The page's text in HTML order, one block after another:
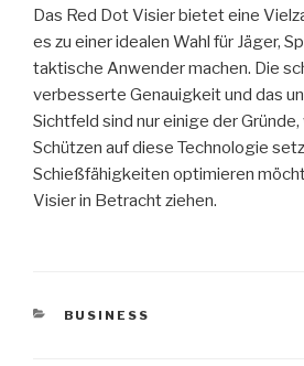
Das Red Dot Visier bietet eine
es zu einer idealen Wahl für Jäger,
taktische Anwender machen. Die
verbesserte Genauigkeit und das
Sichtfeld sind nur einige der
Schützen auf diese Technologie
Schießfähigkeiten optimieren
Visier in Betracht ziehen.
CATEGORIES
BUSINESS